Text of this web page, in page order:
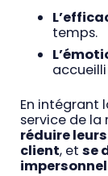
temps.
En intégrant
service de la
réduire
client, et se